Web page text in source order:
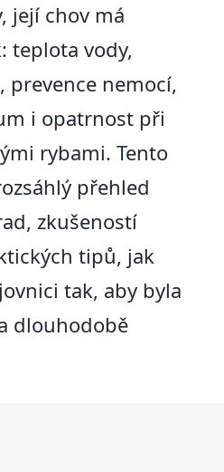
její chov má
teplota vody,
prevence nemocí,
i opatrnost při
rybami. Tento
přehled
zkušeností
tipů, jak
tak, aby byla
dlouhodobě